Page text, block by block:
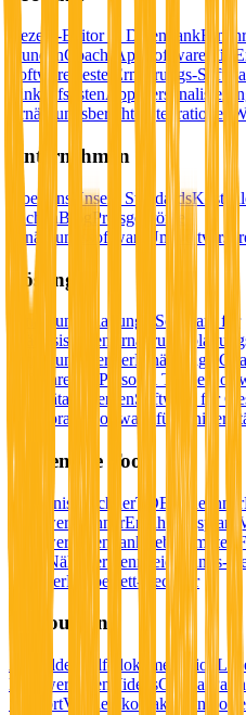
Rezept-Editor & Datenbank
KundenCoach-App Software für
Software
Beste Ernährungs-
EinkaufslistenApp-
Ernährungsberichte
Integrationen
Unternehmen
Über uns Unsere Standards
buchenBlog
Preisgekrönte
Ernährungssoftware
Lösungen
Ernährungsplanungs-Software für
Diätassistenten
ErnährungsberaterErnährungs-
Software für Personal Trainer
für DiätassistentenSoftware für
Privatpraxis
Software für
Kostenlose Tools
Ersparnis-RechnerTDEE-Rechner
NährwertrechnerErnährungsplan-
Nährwertdatenbank
Lebensmittel-
Nährwertkennzeichnungs-
RechnerKörperfett-Rechner
Ressourcen
Anmelden Hilfedokumentation
Nährwertdaten VideosGlossar
SupportVertrieb kontaktieren